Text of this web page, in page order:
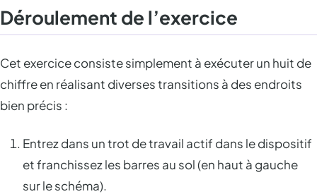
Déroulement de l’exercice
Cet exercice consiste simplement à exécuter un huit de
chiffre en réalisant diverses transitions à des endroits
bien précis :
Entrez dans un trot de travail actif dans le dispositif
et franchissez les barres au sol (en haut à gauche
sur le schéma).